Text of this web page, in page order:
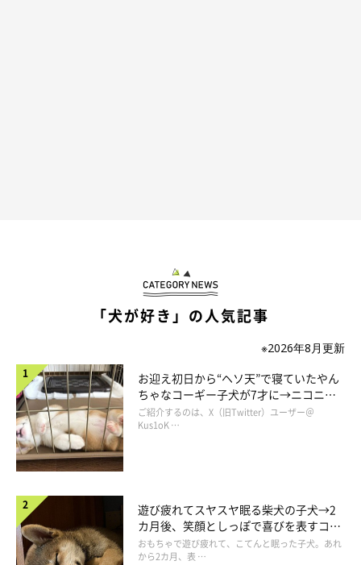
「犬が好き」の人気記事
※2026年8月更新
お迎え初日から“ヘソ天”で寝ていたやん
ちゃなコーギー子犬が7才に→ニコニ
コ“コーギースマイル”が魅力のコに成
長！
ご紹介するのは、X（旧Twitter）ユーザー＠
Kus1oK …
遊び疲れてスヤスヤ眠る柴犬の子犬→2
カ月後、笑顔としっぽで喜びを表すコに
成長！
おもちゃで遊び疲れて、こてんと眠った子犬。あれ
から2カ月、表 …